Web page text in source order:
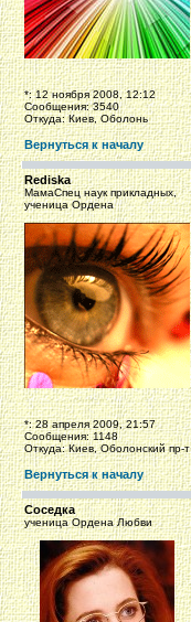
*: 12 ноября 2008, 12:12
Сообщения: 3540
Откуда: Киев, Оболонь
Вернуться к началу
Rediska
МамаСпец наук прикладных,
ученица Ордена
*: 28 апреля 2009, 21:57
Сообщения: 1148
Откуда: Киев, Оболонский пр-т
Вернуться к началу
Соседка
ученица Ордена Любви